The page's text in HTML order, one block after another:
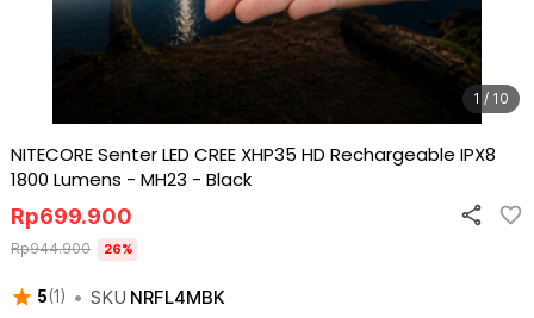
1 / 10
NITECORE Senter LED CREE XHP35 HD Rechargeable IPX8
1800 Lumens - MH23 - Black
5(1 ) • SKU NRFL4MBK
Rp699.900
Rp944.900 26%